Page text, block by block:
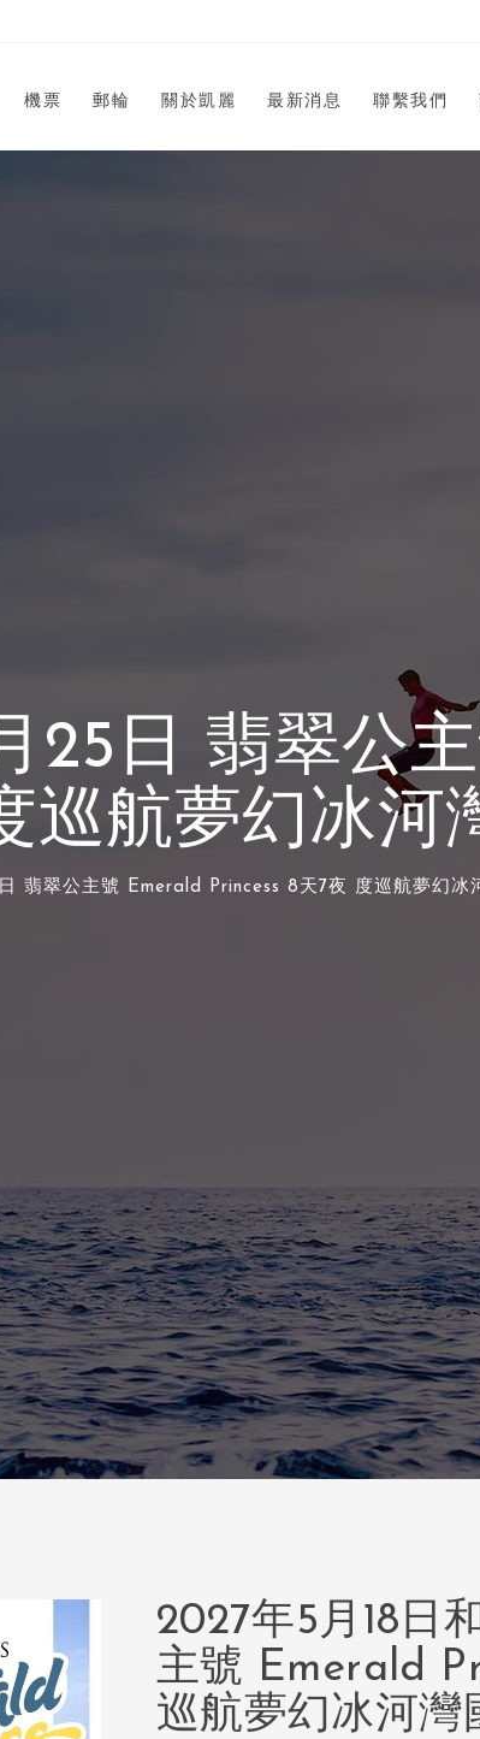
機票 郵輪 關於凱麗 最新消息 聯繫我們
25日 翡翠公
巡航夢幻冰河
翡翠公主號 Emerald Princess 8天7夜 度巡航夢幻冰
2027年5月18日
主號 Emerald
巡航夢幻冰河灣